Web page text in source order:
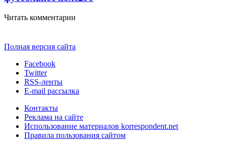
Читать комментарии
Полная версия сайта
Facebook
Twitter
RSS-ленты
E-mail рассылка
Контакты
Реклама на сайте
Использование материалов korrespondent.net
Правила пользования сайтом